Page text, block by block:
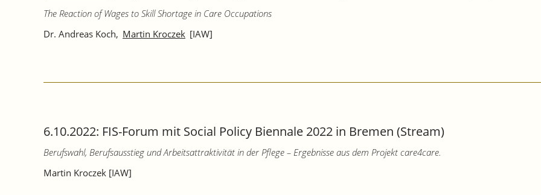
The Reaction of Wages to Skill Shortage in Care Occupations
Dr. Andreas Koch, Martin Kroczek [IAW]
6.10.2022: FIS-Forum mit Social Policy Biennale 2022 in Bremen (Stream)
Berufswahl, Berufsausstieg und Arbeitsattraktivität in der Pflege – Ergebnisse aus dem Projekt care4care.
Martin Kroczek [IAW]